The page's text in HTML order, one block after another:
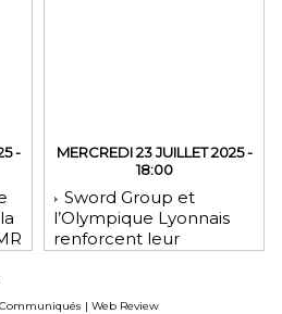
-
MERCREDI 23 JUILLET 2025 -
18:00
Sword Group et
l’Olympique Lyonnais
renforcent leur
Communiqués | Web Review